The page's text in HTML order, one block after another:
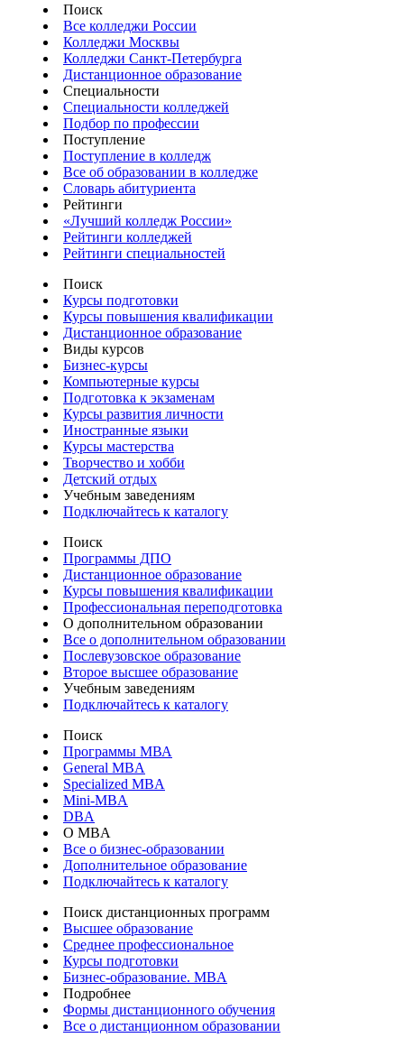
Поиск
Все колледжи России
Колледжи Москвы
Колледжи Санкт-Петербурга
Дистанционное образование
Специальности
Специальности колледжей
Подбор по профессии
Поступление
Поступление в колледж
Все об образовании в колледже
Словарь абитуриента
Рейтинги
«Лучший колледж России»
Рейтинги колледжей
Рейтинги специальностей
Поиск
Курсы подготовки
Курсы повышения квалификации
Дистанционное образование
Виды курсов
Бизнес-курсы
Компьютерные курсы
Подготовка к экзаменам
Курсы развития личности
Иностранные языки
Курсы мастерства
Творчество и хобби
Детский отдых
Учебным заведениям
Подключайтесь к каталогу
Поиск
Программы ДПО
Дистанционное образование
Курсы повышения квалификации
Профессиональная переподготовка
О дополнительном образовании
Все о дополнительном образовании
Послевузовское образование
Второе высшее образование
Учебным заведениям
Подключайтесь к каталогу
Поиск
Программы МВА
General MBA
Specialized MBA
Mini-MBA
DBA
О MBA
Все о бизнес-образовании
Дополнительное образование
Подключайтесь к каталогу
Поиск дистанционных программ
Высшее образование
Среднее профессиональное
Курсы подготовки
Бизнес-образование. MBA
Подробнее
Формы дистанционного обучения
Все о дистанционном образовании